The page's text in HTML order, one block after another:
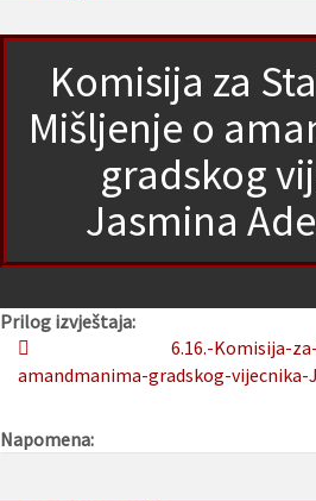
Komisija za
Mišljenje o
gradskog
Jasmina
Prilog izvještaja:
6.16.-Komisija-
amandmanima-gradskog-vijecnika-
Napomena: